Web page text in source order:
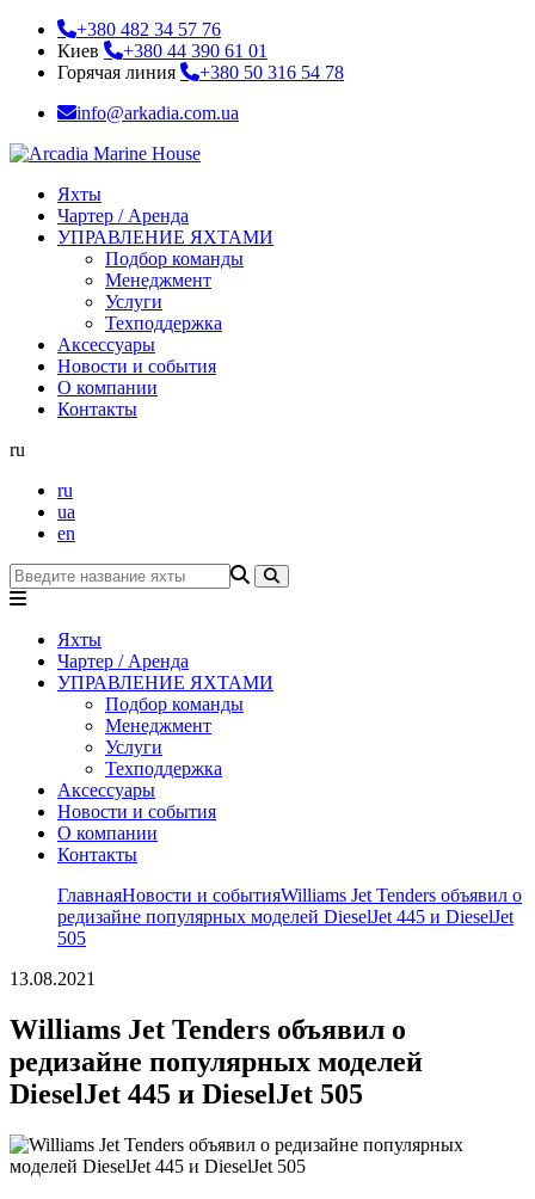
+380 482 34 57 76
Киев
+380 44 390 61 01
Горячая линия
+380 50 316 54 78
info@arkadia.com.ua
Яхты
Чартер / Аренда
УПРАВЛЕНИЕ ЯХТАМИ
Подбор команды
Менеджмент
Услуги
Техподдержка
Аксессуары
Новости и события
О компании
Контакты
ru
ru
ua
en
Яхты
Чартер / Аренда
УПРАВЛЕНИЕ ЯХТАМИ
Подбор команды
Менеджмент
Услуги
Техподдержка
Аксессуары
Новости и события
О компании
Контакты
ГлавнаяНовости и событияWilliams Jet Tenders объявил о
редизайне популярных моделей DieselJet 445 и DieselJet
505
13.08.2021
Williams Jet Tenders объявил о
редизайне популярных моделей
DieselJet 445 и DieselJet 505